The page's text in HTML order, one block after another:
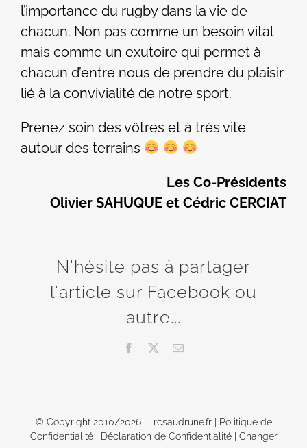
l’importance du rugby dans la vie de
chacun. Non pas comme un besoin vital
mais comme un exutoire qui permet à
chacun d’entre nous de prendre du plaisir
lié à la convivialité de notre sport.
Prenez soin des vôtres et à très vite
autour des terrains
Les Co-Présidents
Olivier SAHUQUE et Cédric CERCIAT
N'hésite pas à partager
l'article sur Facebook ou
autre...
Facebook Email
© Copyright 2010/2026 - rcsaudrune.fr |
Politique de
Confidentialité| Déclaration de Confidentialité| Changer